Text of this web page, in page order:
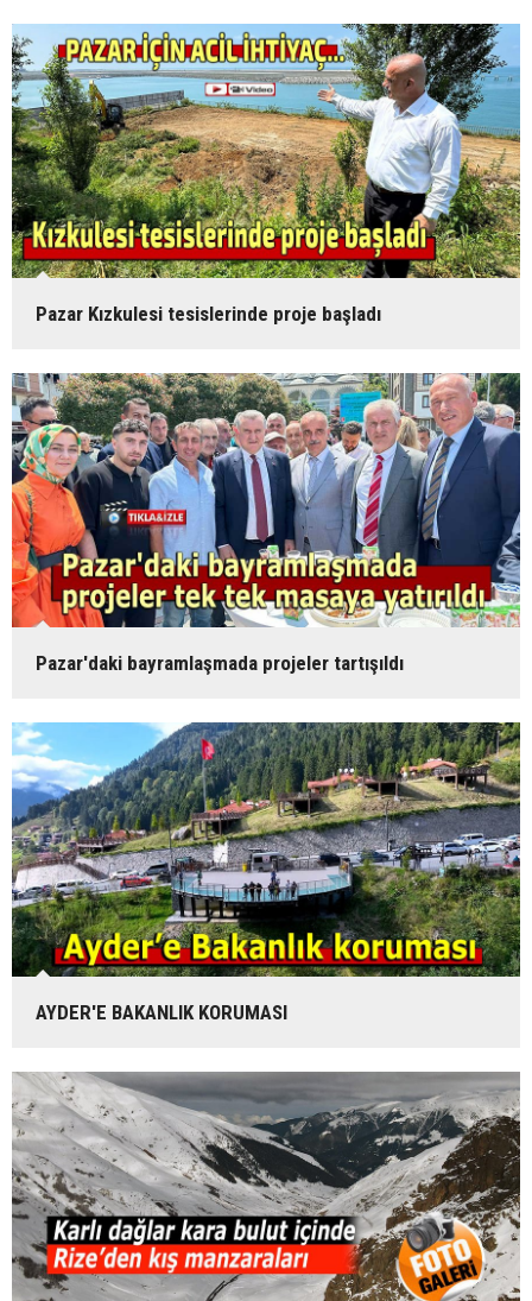
Pazar Kızkulesi tesislerinde proje başladı
Pazar'daki bayramlaşmada projeler tartışıldı
AYDER'E BAKANLIK KORUMASI